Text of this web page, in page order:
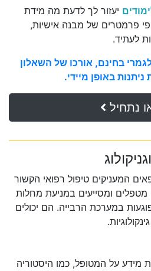
יעזור לך לדעת מה מידת
פרמטרים של מבנה אישיות,
לעתיד.
בחינם, אורכו של השאלון
באופן מיידי.
נתחיל
המעניקים טיפול רפואי הקשור
מטפלים ומסייעים במניעת מחלות
במערכת הרבייה. הם יכולים
מידע על המטופל, כמו היסטוריה